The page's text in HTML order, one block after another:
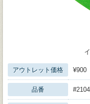
アウトレット価格 ¥900
品番